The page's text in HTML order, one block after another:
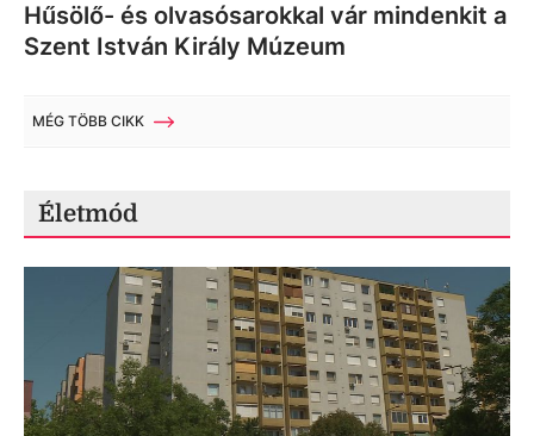
Hűsölő- és olvasósarokkal vár mindenkit a
Szent István Király Múzeum
MÉG TÖBB CIKK
Életmód